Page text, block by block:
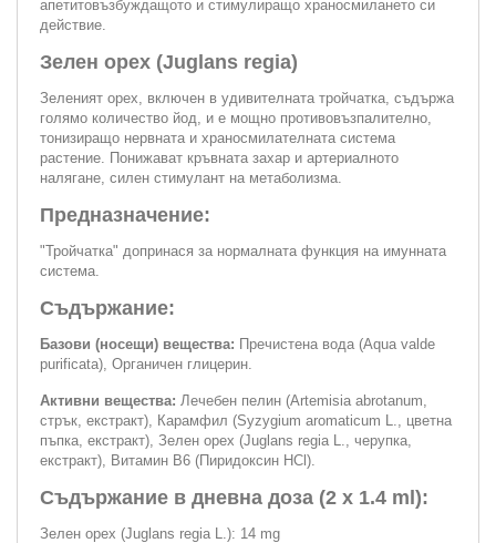
апетитовъзбуждащото и стимулиращо храносмилането си
действие.
Зелен орех (Juglans regia)
Зеленият орех, включен в удивителната тройчатка, съдържа
голямо количество йод, и е мощно противовъзпалително,
тонизиращо нервната и храносмилателната система
растение. Понижават кръвната захар и артериалното
налягане, силен стимулант на метаболизма.
Предназначение:
"Тройчатка" допринася за нормалната функция на имунната
система.
Съдържание:
Базови (носещи) вещества: Пречистена вода (Aqua valde
purificata), Органичен глицерин.
Активни вещества: Лечебен пелин (Artemisia abrotanum,
стрък, екстракт), Карамфил (Syzygium aromaticum L., цветна
пъпка, екстракт), Зелен орех (Juglans regia L., черупка,
екстракт), Витамин В6 (Пиридоксин HCl).
Съдържание в дневна доза (2 х 1.4 ml):
Зелен орех (Juglans regia L.): 14 mg